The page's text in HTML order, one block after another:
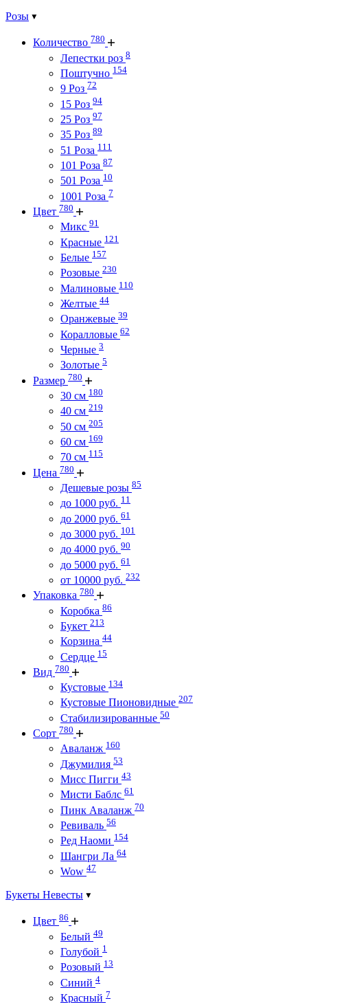
Розы
Количество 780
Лепестки роз 8
Поштучно 154
9 Роз 72
15 Роз 94
25 Роз 97
35 Роз 89
51 Роза 111
101 Роза 87
501 Роза 10
1001 Роза 7
Цвет 780
Микс 91
Красные 121
Белые 157
Розовые 230
Малиновые 110
Желтые 44
Оранжевые 39
Коралловые 62
Черные 3
Золотые 5
Размер 780
30 см 180
40 см 219
50 см 205
60 см 169
70 см 115
Цена 780
Дешевые розы 85
до 1000 руб. 11
до 2000 руб. 61
до 3000 руб. 101
до 4000 руб. 90
до 5000 руб. 61
от 10000 руб. 232
Упаковка 780
Коробка 86
Букет 213
Корзина 44
Сердце 15
Вид 780
Кустовые 134
Кустовые Пионовидные 207
Стабилизированные 50
Сорт 780
Аваланж 160
Джумилия 53
Мисс Пигги 43
Мисти Баблс 61
Пинк Аваланж 70
Ревиваль 56
Ред Наоми 154
Шангри Ла 64
Wow 47
Букеты Невесты
Цвет 86
Белый 49
Голубой 1
Розовый 13
Синий 4
Красный 7